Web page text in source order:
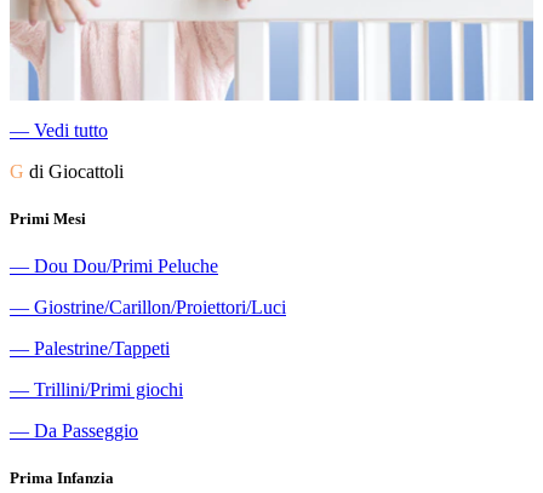
― Vedi tutto
G di Giocattoli
Primi Mesi
― Dou Dou/Primi Peluche
― Giostrine/Carillon/Proiettori/Luci
― Palestrine/Tappeti
― Trillini/Primi giochi
― Da Passeggio
Prima Infanzia